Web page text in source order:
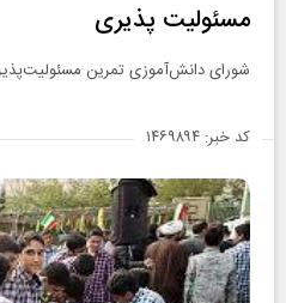
مسئولیت پذیری
شورای دانش‌آموزی تمرین
کد خبر: ۱۴۶۹۸۹۴